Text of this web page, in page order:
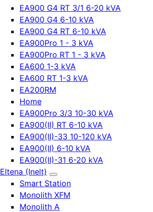
EA900 G4 RT 3/1 6-20 kVA
EA900 G4 6-10 kVA
EA900 G4 RT 6-10 kVA
EA900Pro 1 - 3 kVA
EA900Pro RT 1 - 3 kVA
EA600 1-3 kVA
EA600 RT 1-3 kVA
EA200RM
Home
EA900Pro 3/3 10-30 kVA
EA900(II) RT 6-10 kVA
EA900(II)-33 10-120 kVA
EA900(II) 6-10 kVA
EA900(II)-31 6-20 kVA
Eltena (Inelt)
Smart Station
Monolith XFM
Monolith A